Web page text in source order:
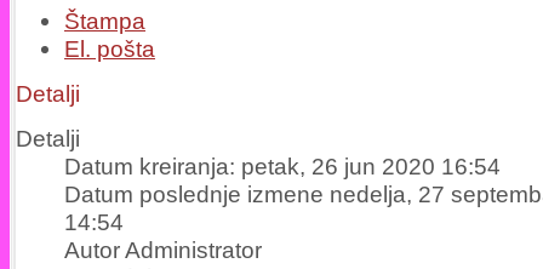
Štampa
El. pošta
Detalji
Detalji
Datum kreiranja: petak, 26 jun 2020 16:54
Datum poslednje izmene nedelja, 27
14:54
Autor Administrator